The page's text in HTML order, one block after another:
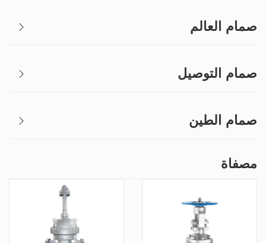
صمام العالم
صمام التوصيل
صمام الطين
مصفاة